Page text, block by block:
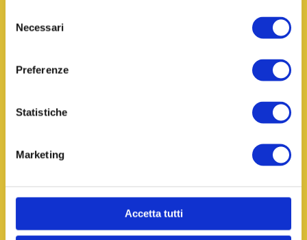
delNecessari
Preferenze
Statistiche
Marketing
Accetta tutti